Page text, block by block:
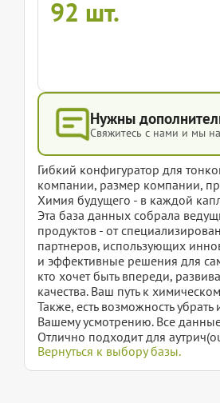
92 шт.
Нужны
Свяжитесь с нами и мы
Гибкий конфигуратор для
компании, размер компании,
Химия будущего - в каждой
Эта база данных собрала
продуктов - от
партнеров, использующих
и эффективные решения для
кто хочет быть впереди,
качества. Ваш путь к
Также, есть возможность
Вашему усмотрению. Все
Отлично подходит для
Вернуться к выбору базы.